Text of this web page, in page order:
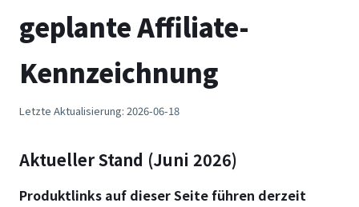
geplante Affiliate-
Kennzeichnung
Letzte Aktualisierung: 2026-06-18
Aktueller Stand (Juni 2026)
Produktlinks auf dieser Seite führen derzeit